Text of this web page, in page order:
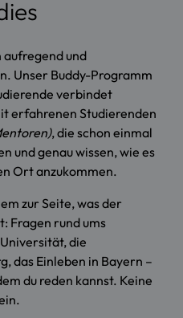
aufregend und
Unser Buddy-Programm
verbindet
erfahrenen Studierenden
, die schon einmal
und genau wissen, wie es
Ort anzukommen.
zur Seite, was der
Fragen rund ums
die
das Einleben in Bayern –
du reden kannst. Keine